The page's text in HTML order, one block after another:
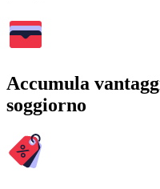
Accumula
soggiorno